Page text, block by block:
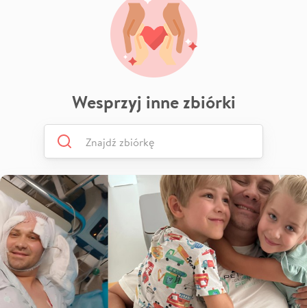
Wesprzyj inne zbiórki